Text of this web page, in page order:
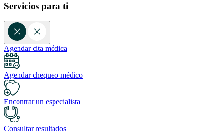
Servicios para ti
Agendar cita médica
Agendar chequeo médico
Encontrar un especialista
Consultar resultados